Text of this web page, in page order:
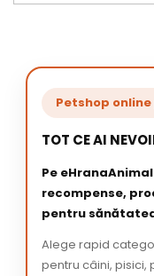
Petshop
TOT CE AI
Pe
recompense,
pentru
Alege rapid
pentru câini, pisici,